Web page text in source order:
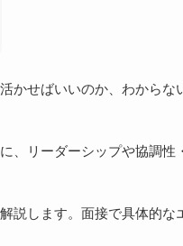
かせばいいのか、わからな
、リーダーシップや協調性
説します。面接で具体的な